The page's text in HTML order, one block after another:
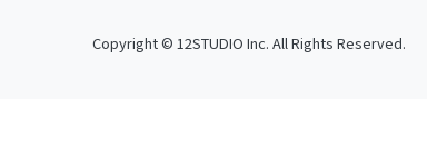
Copyright © 12STUDIO Inc. All Rights Reserved.